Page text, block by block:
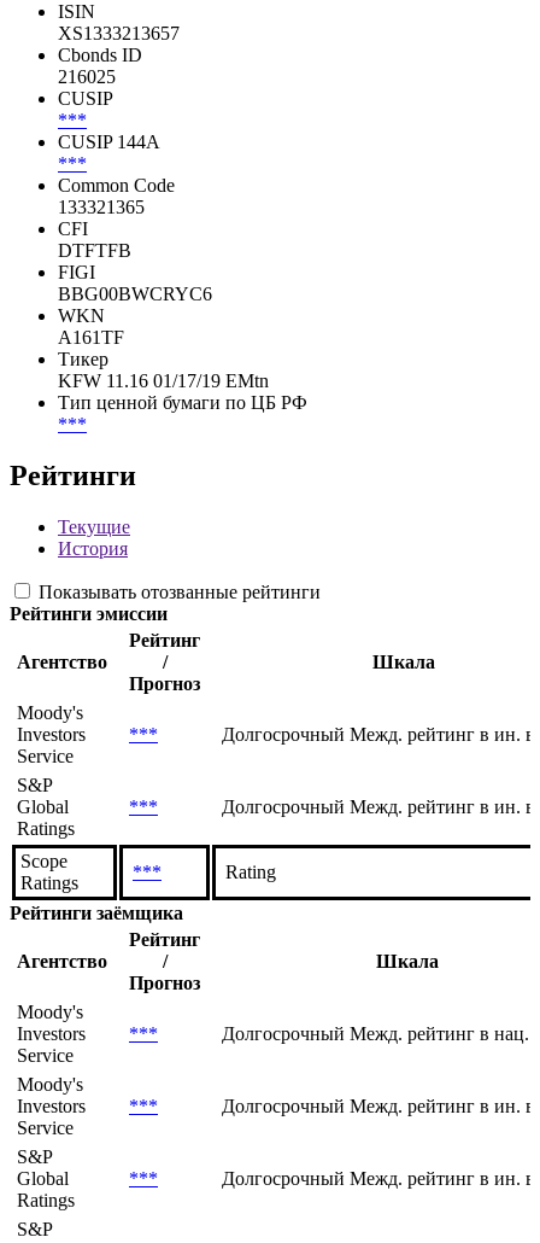
ISIN
XS1333213657
Cbonds ID
216025
CUSIP
***
CUSIP 144A
***
Common Code
133321365
CFI
DTFTFB
FIGI
BBG00BWCRYC6
WKN
A161TF
Тикер
KFW 11.16 01/17/19 EMtn
Тип ценной бумаги по ЦБ РФ
***
Рейтинги
Текущие
История
Показывать отозванные рейтинги
Рейтинги эмиссии
Агентство
Рейтинг
/
Прогноз
Шкала
Moody's
Investors
Service
*** Долгосрочный Межд. рейтинг в ин.
S&P
Global
Ratings
*** Долгосрочный Межд. рейтинг в ин.
Scope
Ratings
***
Rating
Рейтинги заёмщика
Агентство
Рейтинг
/
Прогноз
Шкала
Moody's
Investors
Service
*** Долгосрочный Межд. рейтинг в нац.
Moody's
Investors
Service
*** Долгосрочный Межд. рейтинг в ин.
S&P
Global
Ratings
*** Долгосрочный Межд. рейтинг в ин.
S&P